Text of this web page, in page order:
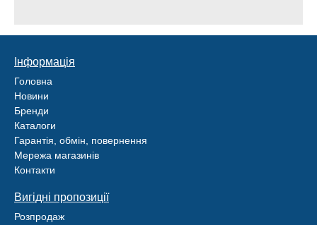
Інформація
Головна
Новини
Бренди
Каталоги
Гарантія, обмін, повернення
Мережа магазинів
Контакти
Вигідні пропозиції
Розпродаж